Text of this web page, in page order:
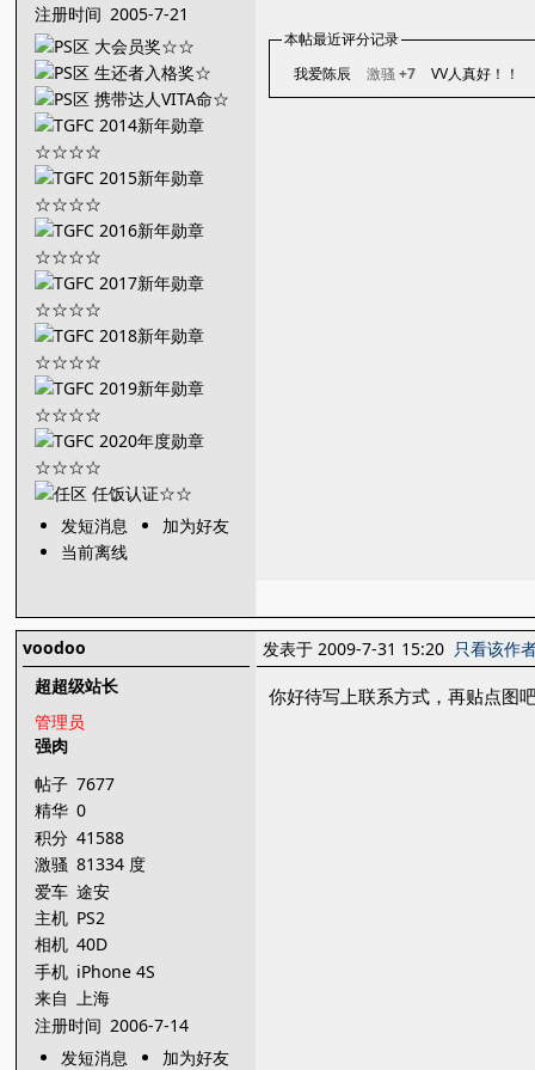
注册时间 2005-7-21
发短消息
加为好友
当前离线
本帖最近评分记录
我爱陈辰
激骚+7 VV人真好！！
voodoo
超超级站长
管理员
强肉
帖子 7677
精华 0
积分 41588
激骚 81334 度
爱车 途安
主机 PS2
相机 40D
手机 iPhone 4S
来自 上海
注册时间 2006-7-14
发短消息
加为好友
发表于 2009-7-31 15:20 只看该作
你好待写上联系方式，再贴点图